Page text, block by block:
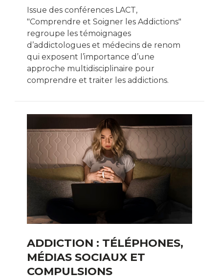
Issue des conférences LACT,
"Comprendre et Soigner les Addictions"
regroupe les témoignages
d’addictologues et médecins de renom
qui exposent l’importance d’une
approche multidisciplinaire pour
comprendre et traiter les addictions.
ADDICTION : TÉLÉPHONES,
MÉDIAS SOCIAUX ET
COMPULSIONS